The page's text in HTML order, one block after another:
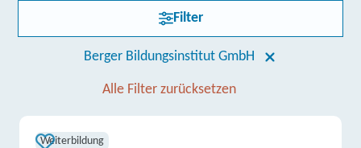
Filter
Berger Bildungsinstitut GmbH
Alle Filter zurücksetzen
Weiterbildung